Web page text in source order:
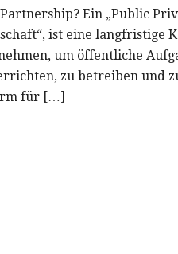
Ein „Public
ist eine langfristige
um öffentliche
zu betreiben und
für […]